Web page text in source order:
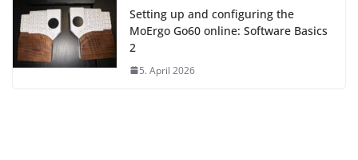
Setting up and configuring the
MoErgo Go60 online: Software Basics
2
5. April 2026